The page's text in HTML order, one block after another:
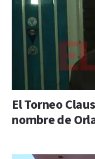
El Torneo
nombre de